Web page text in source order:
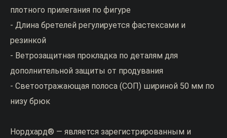
плотного прилегания по фигуре
- Длина бретелей регулируется фастексами и
резинкой
- Ветрозащитная прокладка по деталям для
дополнительной защиты от продувания
- Светоотражающая полоса (СОП) шириной 50 мм по
низу брюк
Нордхард® — является зарегистрированным и